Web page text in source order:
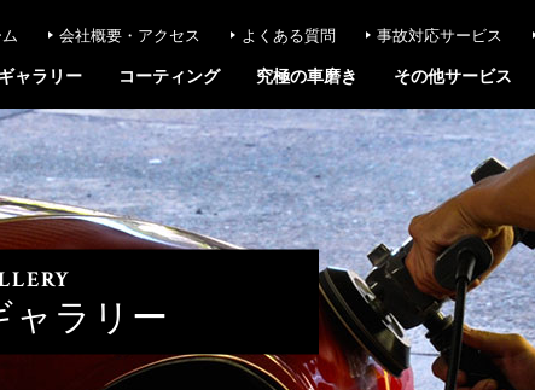
会社概要・アクセス よくある質問 事故対応サービス
ャラリー コーティング 究極の車磨き その他サービス
ャラリー